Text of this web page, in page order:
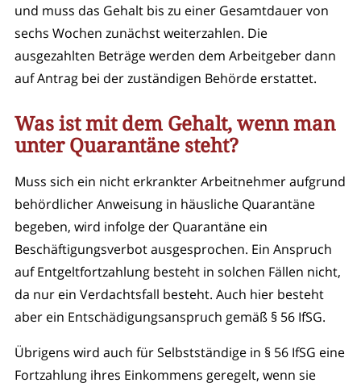
und muss das Gehalt bis zu einer Gesamtdauer von
sechs Wochen zunächst weiterzahlen. Die
ausgezahlten Beträge werden dem Arbeitgeber dann
auf Antrag bei der zuständigen Behörde erstattet.
Was ist mit dem Gehalt, wenn man
unter Quarantäne steht?
Muss sich ein nicht erkrankter Arbeitnehmer aufgrund
behördlicher Anweisung in häusliche Quarantäne
begeben, wird infolge der Quarantäne ein
Beschäftigungsverbot ausgesprochen. Ein Anspruch
auf Entgeltfortzahlung besteht in solchen Fällen nicht,
da nur ein Verdachtsfall besteht. Auch hier besteht
aber ein Entschädigungsanspruch gemäß § 56 IfSG.
Übrigens wird auch für Selbstständige in § 56 IfSG eine
Fortzahlung ihres Einkommens geregelt, wenn sie